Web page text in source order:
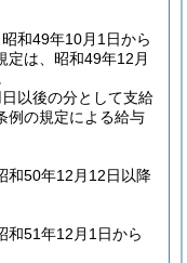
和49年10月1日から
定は、昭和49年12月
以後の分として支給
例の規定による給与
和50年12月12日以降
和51年12月1日から